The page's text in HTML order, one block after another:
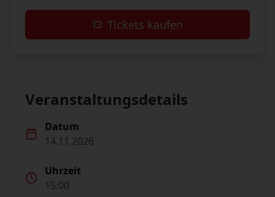
Tickets kaufen
Veranstaltungsdetails
Datum
14.11.2026
Uhrzeit
15:00